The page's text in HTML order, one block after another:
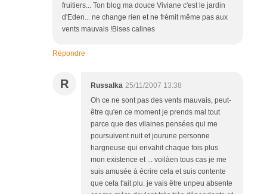
fruitiers... Ton blog ma douce Viviane c'est le jardin
d'Eden... ne change rien et ne frémit même pas aux
vents mauvais !Bises calines
Répondre
R Russalka 25/11/2007 13:38
Oh ce ne sont pas des vents mauvais, peut-
être qu'en ce moment je prends mal tout
parce que des vilaines pensées qui me
poursuivent nuit et jourune personne
hargneuse qui envahit chaque fois plus
mon existence et ... voilàen tous cas je me
suis amusée à écrire cela et suis contente
que cela t'ait plu. je vais être unpeu absente